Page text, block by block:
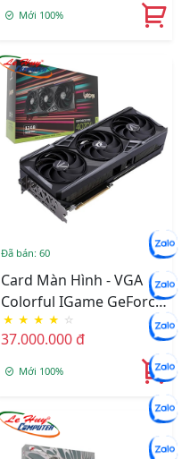
Mới 100%
Đã bán: 60
Card Màn Hình - VGA
Colorful IGame GeForce
RTX 4080 16G Vulcan
OC-V
★ ★ ★ ★ ☆
37.000.000 đ
Mới 100%